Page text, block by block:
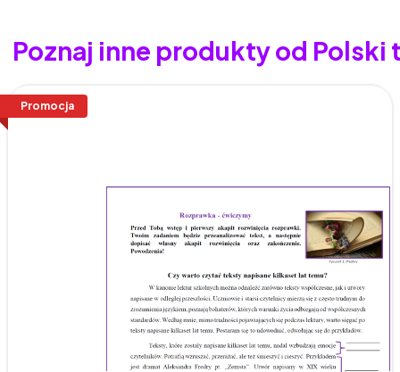
Poznaj inne produkty od Polski
Promocja